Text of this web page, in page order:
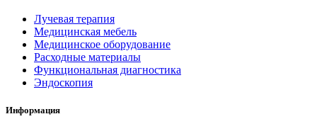
Лучевая терапия
Медицинская мебель
Медицинское оборудование
Расходные материалы
Функциональная диагностика
Эндоскопия
Информация